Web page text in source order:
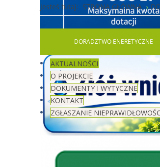
Jesteś tutaj: STRONA GŁÓWNA
DORADZTWO ENERETYCZNE
AKTUALNOŚCI
O PROJEKCIE
DOKUMENTY I WYTYCZNE
KONTAKT
ZGŁASZANIE